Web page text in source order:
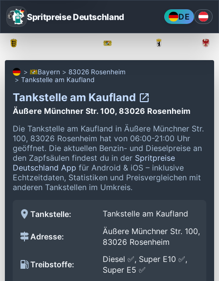
Spritpreise Deutschland DE
Bayern
83026 Rosenheim
Tankstelle am Kaufland
Tankstelle am Kaufland
Äußere Münchner Str. 100, 83026 Rosenheim
Die Tankstelle am Kaufland in Äußere Münchner Str.
100, 83026 Rosenheim hat von 06:00-21:00 Uhr
geöffnet. Die aktuellen Benzin- und Dieselpreise an
den Zapfsäulen findest du in der Spritpreise
Deutschland App für Android & iOS – inklusive
Echtzeitdaten, Statistiken und Preisvergleichen mit
anderen Tankstellen im Umkreis.
Tankstelle: Tankstelle am Kaufland
Adresse:
Äußere Münchner Str. 100,
83026 Rosenheim
Treibstoffe:
Diesel ✅, Super E10 ✅,
Super E5 ✅